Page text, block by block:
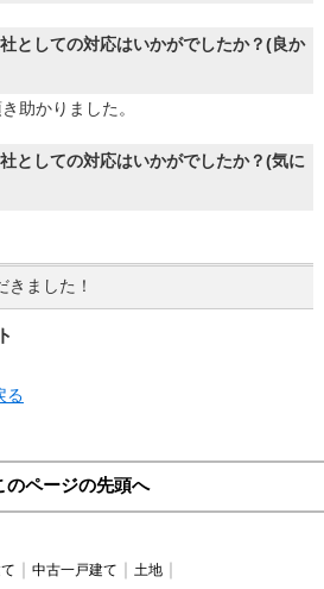
としての対応はいかがでしたか？(良か
助かりました。
としての対応はいかがでしたか？(気に
ました！
る
のページの先頭へ
中古一戸建て
土地